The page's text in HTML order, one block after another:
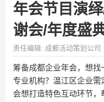
年会节目演
谢会/年度盛
责任编辑: 成都活动策划公司
筹备成都企业年会，想
专业机构？温江区企业
会想打造特色互动环节